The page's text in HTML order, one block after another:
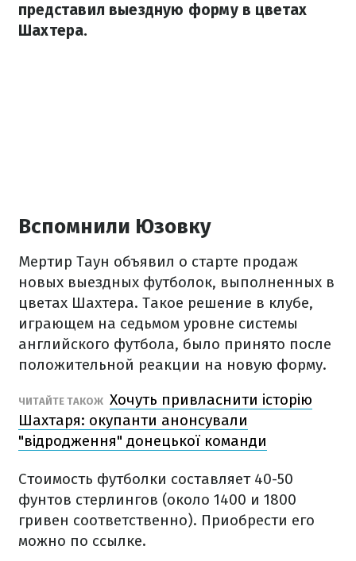
представил выездную форму в цветах
Шахтера.
Вспомнили Юзовку
Мертир Таун объявил о старте продаж
новых выездных футболок, выполненных в
цветах Шахтера. Такое решение в клубе,
играющем на седьмом уровне системы
английского футбола, было принято после
положительной реакции на новую форму.
ЧИТАЙТЕ ТАКОЖ Хочуть привласнити історію
Шахтаря: окупанти анонсували
"відродження" донецької команди
Стоимость футболки составляет 40-50
фунтов стерлингов (около 1400 и 1800
гривен соответственно). Приобрести его
можно по ссылке.